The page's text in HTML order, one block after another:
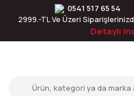
0541 517 65 54
2999.-TL Ve Üzeri
Detaylı